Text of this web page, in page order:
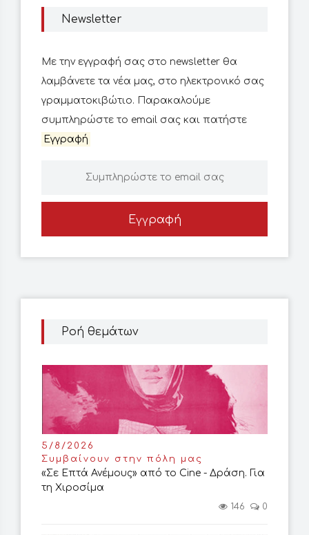
Ροή θεμάτων
5/8/2026
Συμβαίνουν στην πόλη μας
«Σε Επτά Ανέμους» από το Cine - Δράση. Για
τη Χιροσίμα
146 0
Newsletter
Με την εγγραφή σας στο newsletter θα
λαμβάνετε τα νέα μας, στο ηλεκτρονικό σας
γραμματοκιβώτιο. Παρακαλούμε
συμπληρώστε το email σας και πατήστε
Εγγραφή
Εγγραφή